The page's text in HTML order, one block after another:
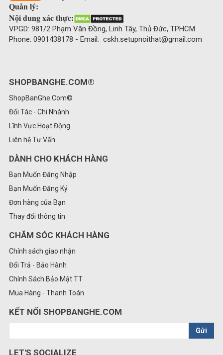
Quản lý:
Nội dung xác thực:
VPGD: 981/2 Phạm Văn Đồng, Linh Tây, Thủ Đức, TPHCM
Phone: 0901438178 - Email: cskh.setupnoithat@gmail.com
SHOPBANGHE.COM®
ShopBanGhe.Com©
Đối Tác - Chi Nhánh
Lĩnh Vực Hoạt Động
Liên hệ Tư Vấn
DÀNH CHO KHÁCH HÀNG
Bạn Muốn Đăng Nhập
Bạn Muốn Đăng Ký
Đơn hàng của Bạn
Thay đổi thông tin
CHĂM SÓC KHÁCH HÀNG
Chính sách giao nhận
Đổi Trả - Bảo Hành
Chính Sách Bảo Mật TT
Mua Hàng - Thanh Toán
KẾT NỐI SHOPBANGHE.COM
Gửi
LET'S SOCIALIZE